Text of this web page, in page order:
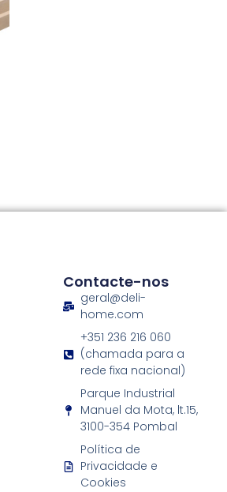
Contacte-nos
geral@deli-
home.com
+351 236 216 060
(chamada para a
rede fixa nacional)
Parque Industrial
Manuel da Mota, lt.15,
3100-354 Pombal
Política de
Privacidade e
Cookies